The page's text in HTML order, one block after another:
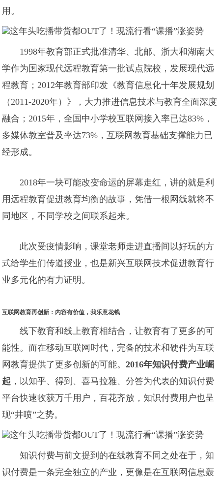
用。
1998年教育部正式批准清华、北邮、浙大和湖南大
学作为国家现代远程教育第一批试点院校，发展现代远
程教育；2012年教育部印发《教育信息化十年发展规划
（2011-2020年）》，大力推进信息技术与教育全面深度
融合；2015年，全国中小学校互联网接入率已达83%，
多媒体教室普及率达73%，互联网教育基础支撑能力已
经形成。
2018年一块可能改变命运的屏幕走红，讲的就是利
用远程教育促进教育均衡的故事，凭借一根网线就将不
同地区，不同学校之间联系起来。
此次受疫情影响，课堂老师走进直播间以好玩的方
式给学生们传道授业，也是新兴互联网技术促进教育行
业多元化的有力证明。
互联网教育再创新：内容有价值，我乐意花钱
线下教育和线上教育相结合，让教育有了更多的可
能性。而在移动互联网时代，完备的技术和硬件为互联
网教育提供了更多创新的可能。2016年知识付费产业崛
起 ，以知乎、得到、喜马拉雅、分答为代表的知识付费
平台快速收获万千用户，百花齐放，知识付费用户也呈
现“井喷”之势。
知识付费与前文提到的在线教育不同之处在于，知
识付费是一条完全独立的产业，更像是在互联网信息轰